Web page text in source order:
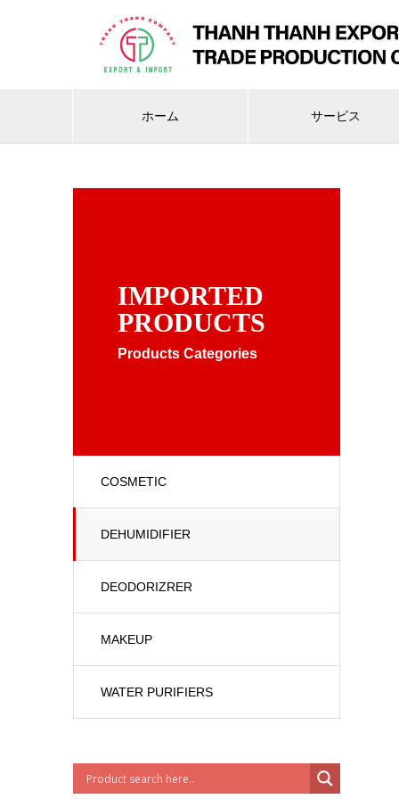
ホーム サービス
IMPORTED
PRODUCTS
Products Categories
COSMETIC
DEHUMIDIFIER
DEODORIZRER
MAKEUP
WATER PURIFIERS